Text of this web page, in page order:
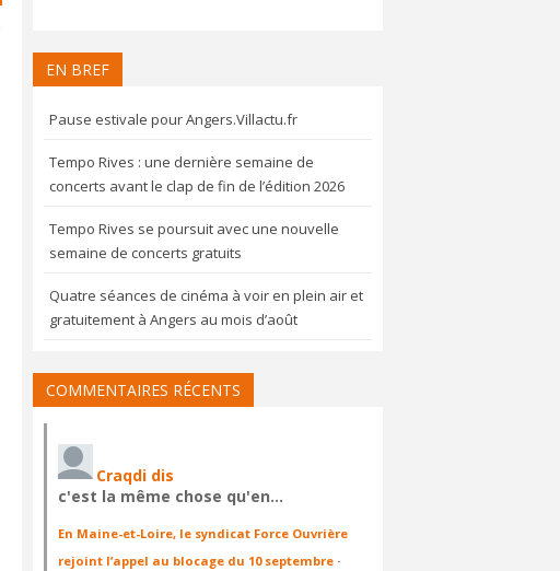
EN BREF
Pause estivale pour Angers.Villactu.fr
Tempo Rives : une dernière semaine de
concerts avant le clap de fin de l’édition 2026
Tempo Rives se poursuit avec une nouvelle
semaine de concerts gratuits
Quatre séances de cinéma à voir en plein air et
gratuitement à Angers au mois d’août
COMMENTAIRES RÉCENTS
Craqdi dis
c'est la même chose qu'en…
En Maine-et-Loire, le syndicat Force Ouvrière
rejoint l’appel au blocage du 10 septembre ·